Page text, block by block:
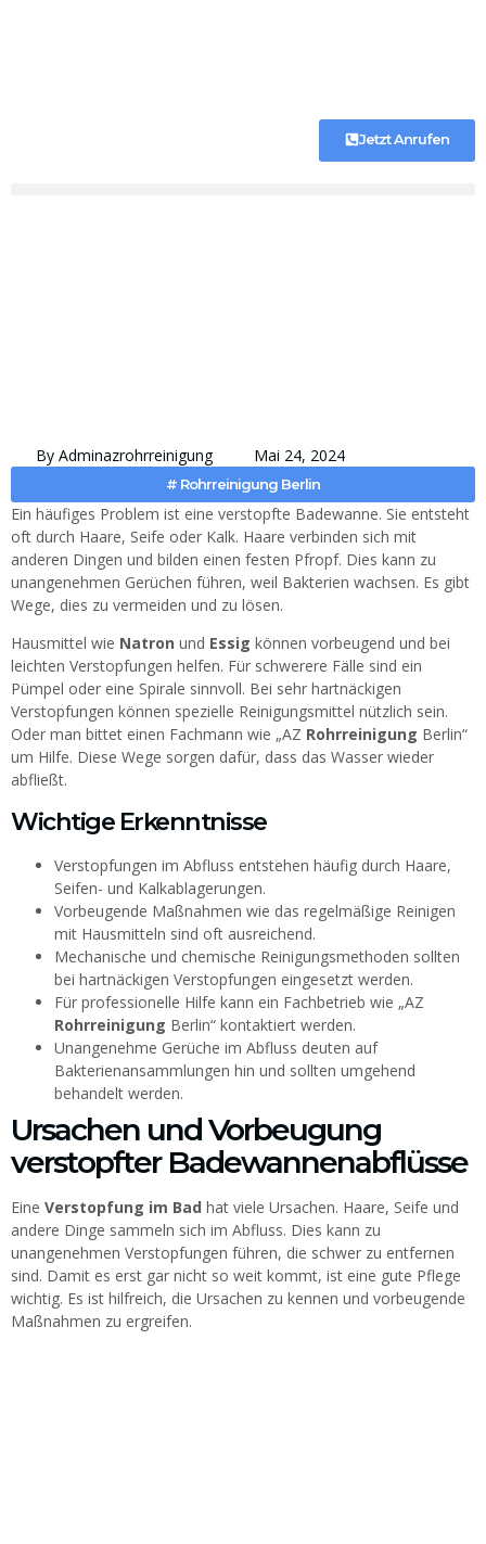
Jetzt Anrufen
ByAdminazrohrreinigung Mai 24, 2024
# Rohrreinigung Berlin
Ein häufiges Problem ist eine verstopfte Badewanne. Sie entsteht
oft durch Haare, Seife oder Kalk. Haare verbinden sich mit
anderen Dingen und bilden einen festen Pfropf. Dies kann zu
unangenehmen Gerüchen führen, weil Bakterien wachsen. Es gibt
Wege, dies zu vermeiden und zu lösen.
Hausmittel wie Natron und Essig können vorbeugend und bei
leichten Verstopfungen helfen. Für schwerere Fälle sind ein
Pümpel oder eine Spirale sinnvoll. Bei sehr hartnäckigen
Verstopfungen können spezielle Reinigungsmittel nützlich sein.
Oder man bittet einen Fachmann wie „AZ Rohrreinigung Berlin“
um Hilfe. Diese Wege sorgen dafür, dass das Wasser wieder
abfließt.
Wichtige Erkenntnisse
Verstopfungen im Abfluss entstehen häufig durch Haare,
Seifen- und Kalkablagerungen.
Vorbeugende Maßnahmen wie das regelmäßige Reinigen
mit Hausmitteln sind oft ausreichend.
Mechanische und chemische Reinigungsmethoden sollten
bei hartnäckigen Verstopfungen eingesetzt werden.
Für professionelle Hilfe kann ein Fachbetrieb wie „AZ
Rohrreinigung Berlin“ kontaktiert werden.
Unangenehme Gerüche im Abfluss deuten auf
Bakterienansammlungen hin und sollten umgehend
behandelt werden.
Ursachen und Vorbeugung
verstopfter Badewannenabflüsse
Eine Verstopfung im Bad hat viele Ursachen. Haare, Seife und
andere Dinge sammeln sich im Abfluss. Dies kann zu
unangenehmen Verstopfungen führen, die schwer zu entfernen
sind. Damit es erst gar nicht so weit kommt, ist eine gute Pflege
wichtig. Es ist hilfreich, die Ursachen zu kennen und vorbeugende
Maßnahmen zu ergreifen.